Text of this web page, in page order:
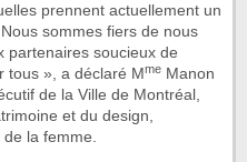
prennent actuellement un
sommes fiers de nous
partenaires soucieux de
tous », a déclaré Mme Manon
de la Ville de Montréal,
et du design,
de la femme.